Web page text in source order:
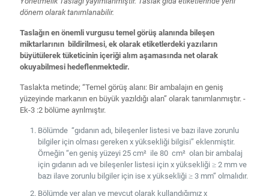
dönem olarak tanımlanabilir.
Taslağın en önemli vurgusu temel görüş alanında bileşen
miktarlarının bildirilmesi, ek olarak etiketlerdeki yazıların
büyütülerek tüketicinin içeriği alım aşamasında net olarak
okuyabilmesi hedeflenmektedir.
Taslakta metinde; “Temel görüş alanı: Bir ambalajın en geniş
yüzeyinde markanın en büyük yazıldığı alan” olarak tanımlanmıştır. -
Ek-3 :2 bölüme ayrılmıştır.
Bölümde “gıdanın adı, bileşenler listesi ve bazı ilave zorunlu
bilgiler için olması gereken x yüksekliği bilgisi” eklenmiştir.
Örneğin “en geniş yüzeyi 25 cm² ile 80 cm² olan bir ambalaj
için gıdanın adı ve bileşenler listesi için x yüksekliği ≥ 2 mm ve
bazı ilave zorunlu bilgiler için ise x yüksekliği ≥ 3 mm” olmalıdır.
Bölümde yer alan ve mevcut olarak kullandığımız x